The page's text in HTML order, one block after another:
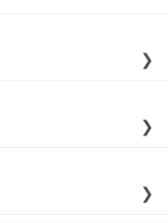
❯
❯
❯